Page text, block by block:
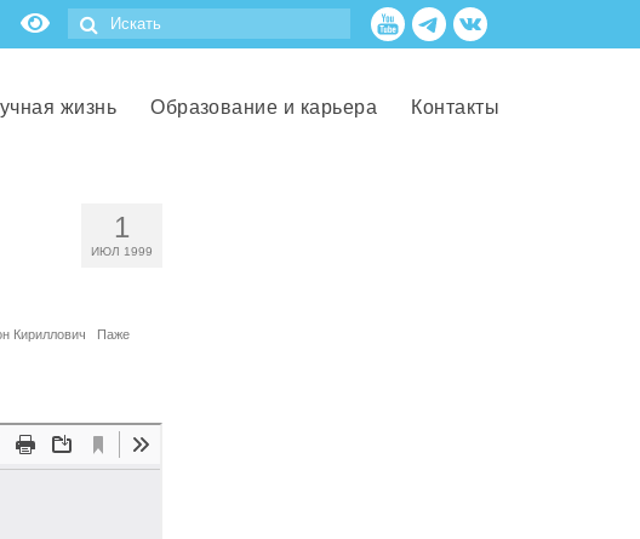
жизнь Образование и карьера Контакты
1
ИЮЛ 1999
Кириллович
Паже